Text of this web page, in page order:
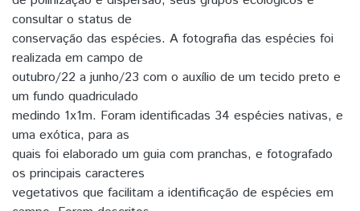
consultar o status de
conservação das espécies. A fotografia das espécies foi
realizada em campo de
outubro/22 a junho/23 com o auxílio de um tecido preto e
um fundo quadriculado
medindo 1x1m. Foram identificadas 34 espécies nativas, e
uma exótica, para as
quais foi elaborado um guia com pranchas, e fotografado
os principais caracteres
vegetativos que facilitam a identificação de espécies em